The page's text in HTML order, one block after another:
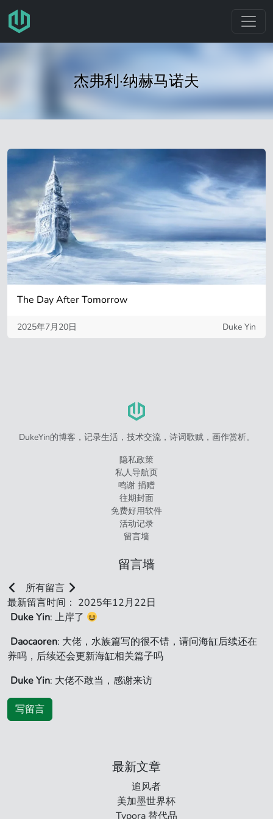
跳转至主要内容
杰弗利·纳赫马诺夫
The Day After Tomorrow
2025年7月20日 Duke Yin
DukeYin的博客，记录生活，技术交流，诗词歌赋，画作赏析。
隐私政策
私人导航页
鸣谢 捐赠
往期封面
免费好用软件
活动记录
留言墙
留言墙
所有留言
最新留言时间： 2025年12月22日
Duke Yin: 上岸了
Daocaoren: 大佬，水族篇写的很不错，请问海缸后续还在
养吗，后续还会更新海缸相关篇子吗
Duke Yin: 大佬不敢当，感谢来访
写留言
最新文章
追风者
美加墨世界杯
Typora 替代品